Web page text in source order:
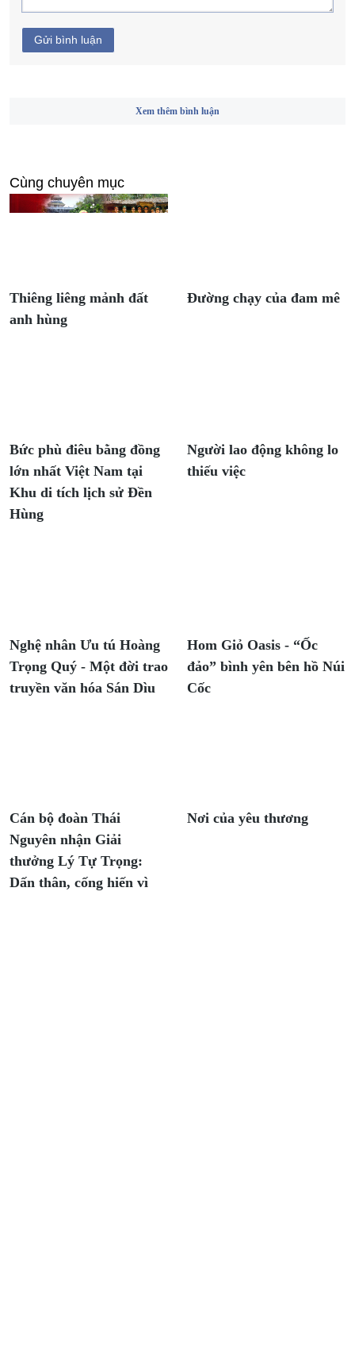
Gửi bình luận
Xem thêm bình luận
Cùng chuyên mục
Thiêng liêng mảnh đất
anh hùng
Đường chạy của đam mê
Bức phù điêu bằng đồng
lớn nhất Việt Nam tại
Khu di tích lịch sử Đền
Hùng
Người lao động không lo
thiếu việc
Nghệ nhân Ưu tú Hoàng
Trọng Quý - Một đời trao
truyền văn hóa Sán Dìu
Hom Giỏ Oasis - “Ốc
đảo” bình yên bên hồ Núi
Cốc
Cán bộ đoàn Thái
Nguyên nhận Giải
thưởng Lý Tự Trọng:
Dấn thân, cống hiến vì
Nơi của yêu thương